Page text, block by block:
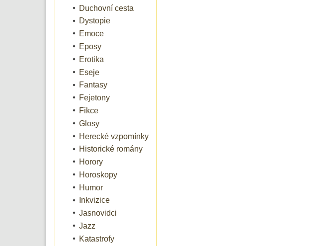
Duchovní cesta
Dystopie
Emoce
Eposy
Erotika
Eseje
Fantasy
Fejetony
Fikce
Glosy
Herecké vzpomínky
Historické romány
Horory
Horoskopy
Humor
Inkvizice
Jasnovidci
Jazz
Katastrofy